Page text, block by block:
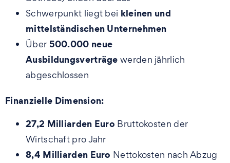
Schwerpunkt liegt bei kleinen und
mittelständischen Unternehmen
Über 500.000 neue
Ausbildungsverträge werden jährlich
abgeschlossen
Finanzielle Dimension:
27,2 Milliarden Euro Bruttokosten der
Wirtschaft pro Jahr
8,4 Milliarden Euro Nettokosten nach Abzug